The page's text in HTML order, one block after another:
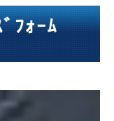
ﾌｫｰﾑ